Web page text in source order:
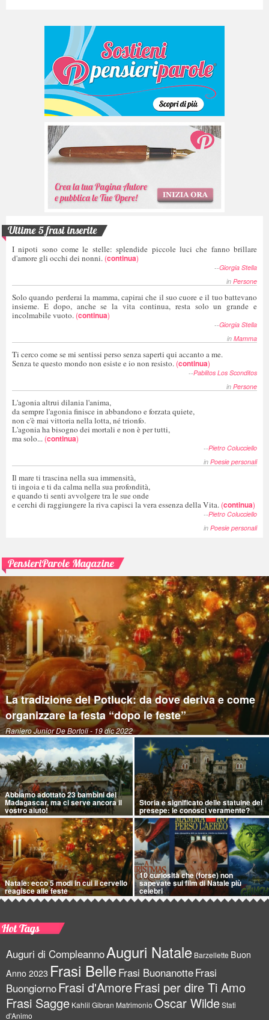
Ultime 5 frasi inserite
I nipoti sono come le stelle: splendide piccole luci che fanno brillare
d'amore gli occhi dei nonni. (continua)
--Giorgia Stella
in Persone
Solo quando perderai la mamma, capirai che il suo cuore e il tuo battevano
insieme. E dopo, anche se la vita continua, resta solo un grande e
incolmabile vuoto. (continua)
--Giorgia Stella
in Mamma
Ti cerco come se mi sentissi perso senza saperti qui accanto a me.
Senza te questo mondo non esiste e io non resisto. (continua)
--Pablitos Los Sconditos
in Persone
L'agonia altrui dilania l'anima,
da sempre l'agonia finisce in abbandono e forzata quiete,
non c'è mai vittoria nella lotta, né trionfo.
L'agonia ha bisogno dei mortali e non è per tutti,
ma solo... (continua)
--Pietro Colucciello
in Poesie personali
Il mare ti trascina nella sua immensità,
ti ingoia e ti da calma nella sua profondità,
e quando ti senti avvolgere tra le sue onde
e cerchi di raggiungere la riva capisci la vera essenza della Vita. (continua)
--Pietro Colucciello
in Poesie personali
PensieriParole Magazine
La tradizione del Potluck: da dove deriva e come
organizzare la festa “dopo le feste”
Raniero Junior De Bortoli- 19 dic 2022
Abbiamo adottato 23 bambini del
Madagascar, ma ci serve ancora il
vostro aiuto!
Storia e significato delle statuine del
presepe: le conosci veramente?
Natale: ecco 5 modi in cui il cervello
reagisce alle feste
10 curiosità che (forse) non
sapevate sui film di Natale più
celebri
Hot Tags
Auguri di CompleannoAuguri Natale Barzellette Buon
Anno 2023 Frasi BelleFrasi BuonanotteFrasi
BuongiornoFrasi d'AmoreFrasi per dire Ti Amo
Frasi Sagge Kahlil Gibran Matrimonio Oscar WildeStati
d'Animo